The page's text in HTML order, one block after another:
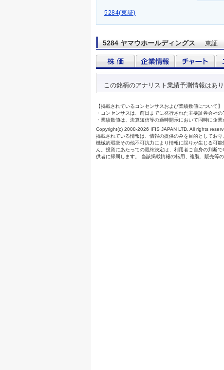
5284(東証)
5284 ヤマウホールディングス 東証